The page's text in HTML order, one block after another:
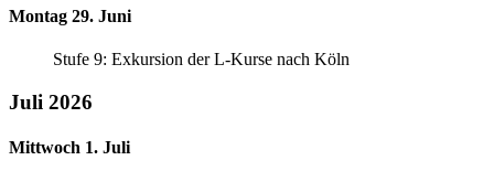
Montag 29. Juni
Stufe 9: Exkursion der L-Kurse nach Köln
Juli 2026
Mittwoch 1. Juli